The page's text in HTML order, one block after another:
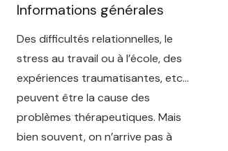
Informations générales
Des difficultés relationnelles, le
stress au travail ou à l’école, des
expériences traumatisantes, etc…
peuvent être la cause des
problèmes thérapeutiques. Mais
bien souvent, on n’arrive pas à